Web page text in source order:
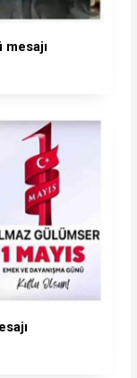
mesajı